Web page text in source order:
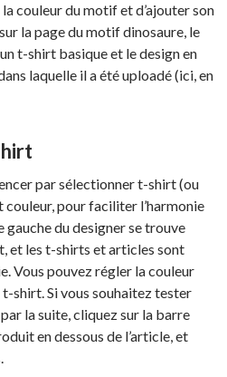
couleur du motif et d’ajouter son
la page du motif dinosaure, le
t-shirt basique et le design en
laquelle il a été uploadé (ici, en
par sélectionner t-shirt (ou
couleur, pour faciliter l’harmonie
gauche du designer se trouve
et les t-shirts et articles sont
Vous pouvez régler la couleur
shirt. Si vous souhaitez tester
la suite, cliquez sur la barre
en dessous de l’article, et